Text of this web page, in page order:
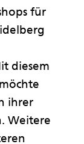
für
diesem
ihrer
Weitere